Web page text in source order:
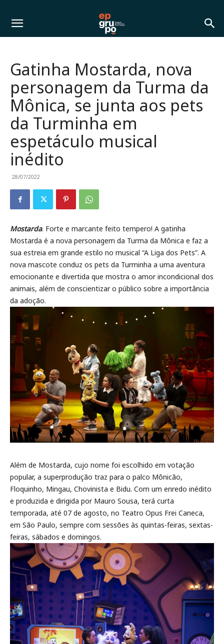
Gatinha Mostarda, nova
personagem da Turma da
Mônica, se junta aos pets
da Turminha em
espetáculo musical
inédito
28/07/2022
Mostarda. Forte e marcante feito tempero! A gatinha
Mostarda é a nova personagem da Turma da Mônica e faz a
sua estreia em grande estilo no musical “A Liga dos Pets”. A
nova mascote conduz os pets da Turminha a uma aventura
emocionante e divertida que mostra o amor incondicional dos
animais, além de conscientizar o público sobre a importância
da adoção.
Além de Mostarda, cujo nome foi escolhido em votação
popular, a superprodução traz para o palco Mônicão,
Floquinho, Mingau, Chovinista e Bidu. Com um enredo inédito
e produzida e dirigida por Mauro Sousa, terá curta
temporada, até 07 de agosto, no Teatro Opus Frei Caneca,
em São Paulo, sempre com sessões às quintas-feiras, sextas-
feiras, sábados e domingos.